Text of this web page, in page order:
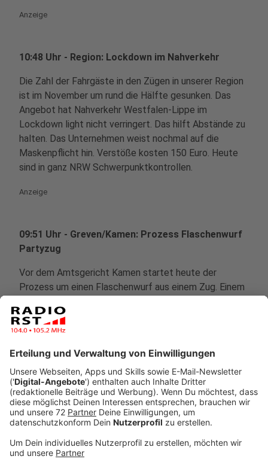
Anzeige
10:48 Uhr - Region: Lockdown im Nahverkehr
Die Zahl der Fahrgäste in den Zügen in unserer Region
ist im November um rund die Hälfte gesunken. Das
Angebot hat Nahverkehr Westfalen-Lippe im
Lockdown light nicht verringert. Das hilft Abstände zu
halten. Das Unternehmen weist nochmal auf die
Maskenpflicht hin. Verstöße kosten 150 Euro. Heute
sind in ganz NRW Schwerpunktkontrollen.
Anzeige
09:51 Uhr - Greven/Kamen: Prozess Flaschenwurf
Partyzug
Vor dem Amtsgericht Kamen startet heute der
Prozess um einen Flaschenwurf aus einem Zug. Einem
fahrenden Partyzug geworfen zu haben. Dabei hat er
ein zweijähriges Mädchen auf dem Bahnsteig am Kopf
damals in Greven gestoppt und überprüft. In dem
Prozess geht es um fahrlässige Körperverletzung. Der
Mann hatte einen Tag nach der Tat alles zugegeben.
Anzeige
08:46 Uhr - Münster: Bistum lässt